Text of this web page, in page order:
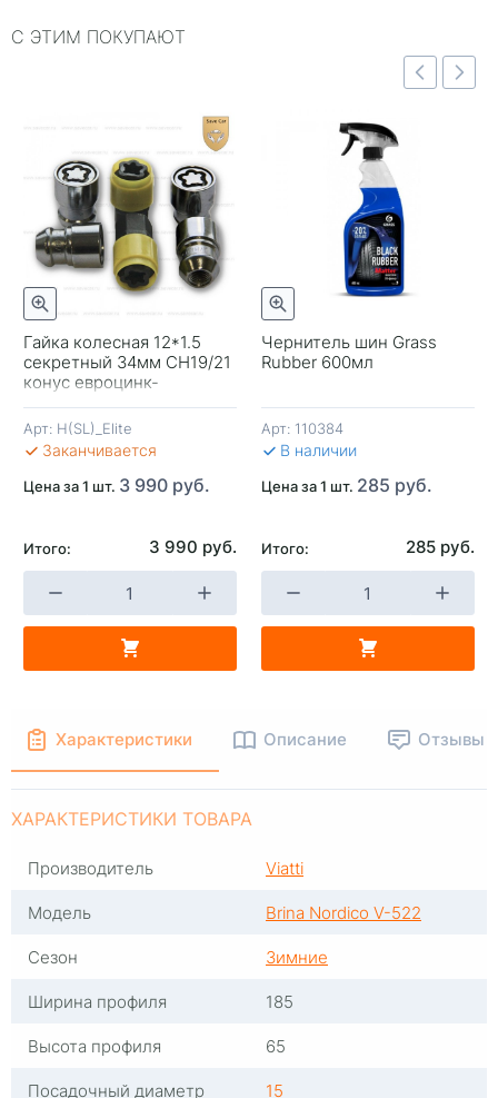
С ЭТИМ ПОКУПАЮТ
Гайка колесная 12*1.5
секретный 34мм CH19/21
конус евроцинк-
вращ.кольцо Премиум
Арт: H(SL)_Elite
Заканчивается
Цена за 1 шт. 3 990 руб.
Итого: 3 990 руб.
Чернитель шин Grass
Rubber 600мл
Арт: 110384
В наличии
Цена за 1 шт. 285 руб.
Итого: 285 руб.
Быстрый просмотр
-
Быстрый просмотр
Характеристики Описание Отзывы
ХАРАКТЕРИСТИКИ ТОВАРА
Производитель
Viatti
Модель
Brina Nordico V-522
Сезон
Зимние
Ширина профиля
185
Высота профиля
65
Посадочный диаметр
15